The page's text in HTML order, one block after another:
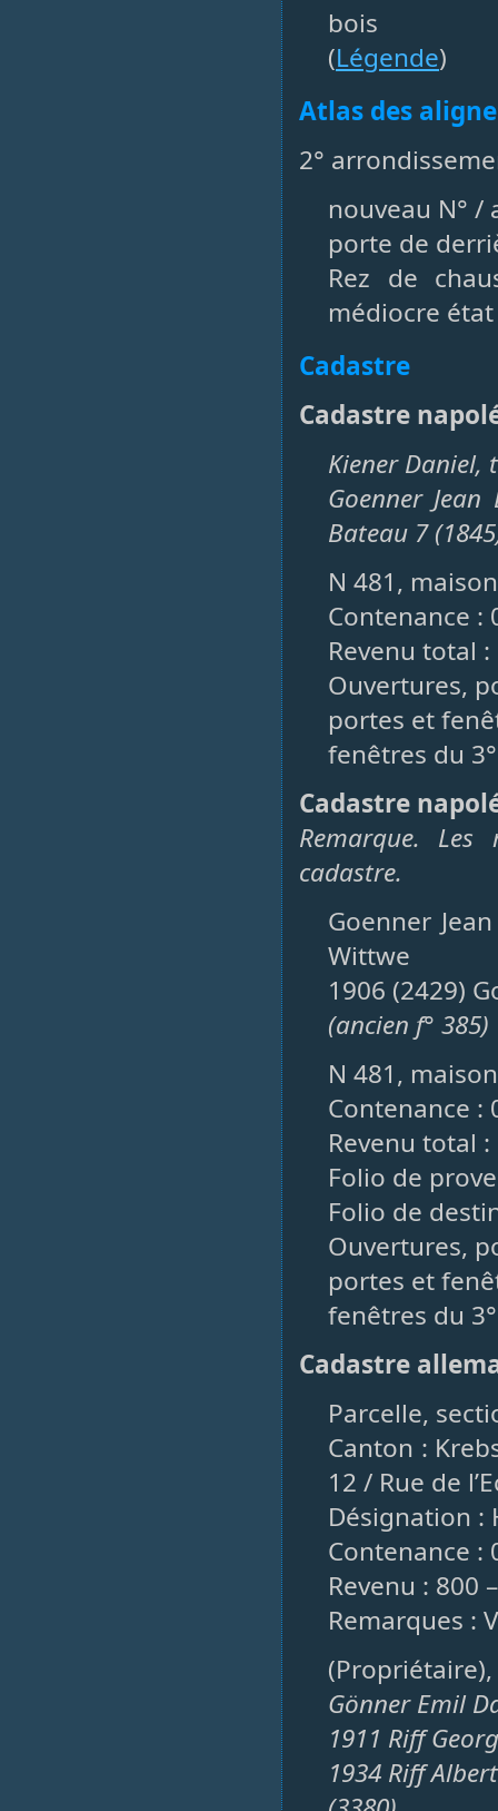
bois
(Légende)
Atlas des
2°
nouveau N° /
porte de
Rez de
médiocre état
Cadastre
Cadastre
Kiener Daniel,
Goenner
Bateau 7
N 481,
Contenance :
Revenu total
Ouvertures,
portes et
fenêtres du
Cadastre
Remarque.
cadastre.
Goenner
Wittwe
1906 (2429)
(ancien f° 385)
N 481,
Contenance :
Revenu total
Folio de
Folio de
Ouvertures,
portes et
fenêtres du
Cadastre
Parcelle,
Canton :
12 / Rue de
Désignation :
Contenance :
Revenu : 800
Remarques :
Gönner Emil
1911 Riff
1934 Riff